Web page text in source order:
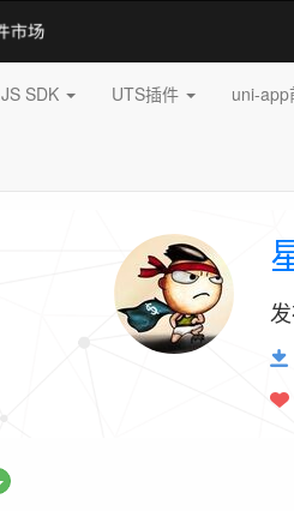
JS SDK UTS插件 uni-